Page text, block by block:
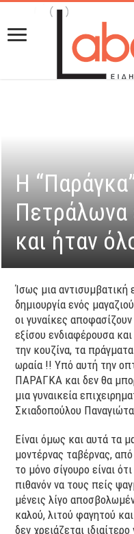
Η
Πετράλωνα
και ήταν
Ίσως μια αντισυμβατική
δημιουργία ενός
οι γυναίκες
εξίσου ενδιαφέρουσα
την κουζίνα, τα
ωραία !! Υπό αυτή την
ΠΑΡΑΓΚΑ και δεν θα
μια γυναικεία
Σκιαδοπούλου
Είναι όμως και αυτά τα
μοντέρνας ταβέρνας,
το μόνο σίγουρο είναι
πιθανόν να τους πείς
μένεις λίγο
καλού, λιτού φαγητού
δεν χρειάζεται